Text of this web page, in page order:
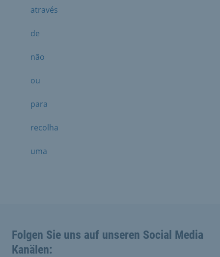
através
de
não
ou
para
recolha
uma
Folgen Sie uns auf unseren Social Media
Kanälen: